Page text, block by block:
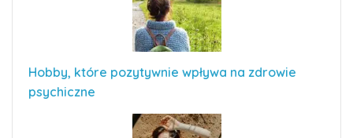
Hobby, które pozytywnie wpływa na zdrowie
psychiczne